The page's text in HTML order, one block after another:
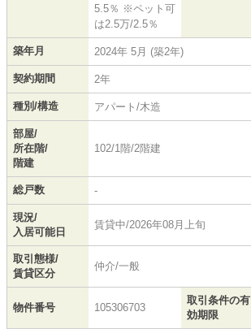
5.5％ ※ペット可
は2.5万/2.5％
築年月 2024年 5月 (築2年)
契約期間 2年
種別/構造 アパート/木造
部屋/
所在階/
階建
102/1階/2階建
総戸数 -
現況/
入居可能日
賃貸中/2026年08月上旬
取引態様/
賃貸区分
仲介/一般
物件番号 105306703
取引条件の有
効期限